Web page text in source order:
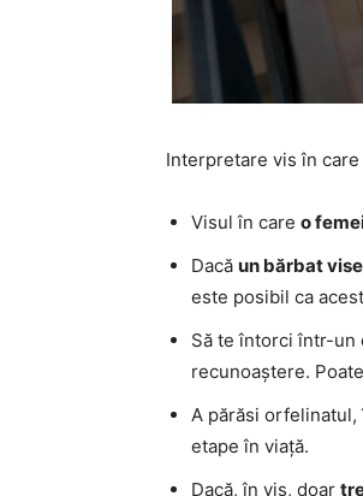
Interpretare vis în care
Visul în care o
Dacă un bărbat
este posibil ca
Să te întorci într-un
recunoaștere.
A părăsi
etape în viață.
Dacă, în vis, doar